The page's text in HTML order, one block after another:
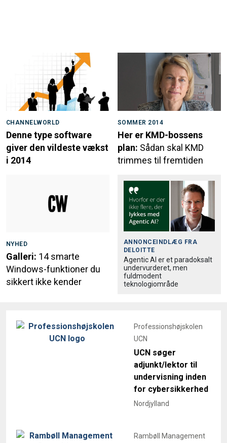
CHANNELWORLD
Denne type software
giver den vildeste vækst
i 2014
SOMMER 2014
Her er KMD-bossens
plan: Sådan skal KMD
trimmes til fremtiden
NYHED
Galleri: 14 smarte
Windows-funktioner du
sikkert ikke kender
ANNONCEINDLÆG FRA
DELOITTE
Agentic AI er et paradoksalt
undervurderet, men
fuldmodent
teknologiområde
Professionshøjskolen
UCN
UCN søger
adjunkt/lektor til
undervisning inden
for cybersikkerhed
Nordjylland
Rambøll Management